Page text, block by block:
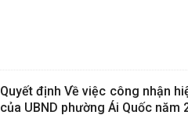
Quyết định Về việc công nhận
của UBND phường Ái Quốc năm